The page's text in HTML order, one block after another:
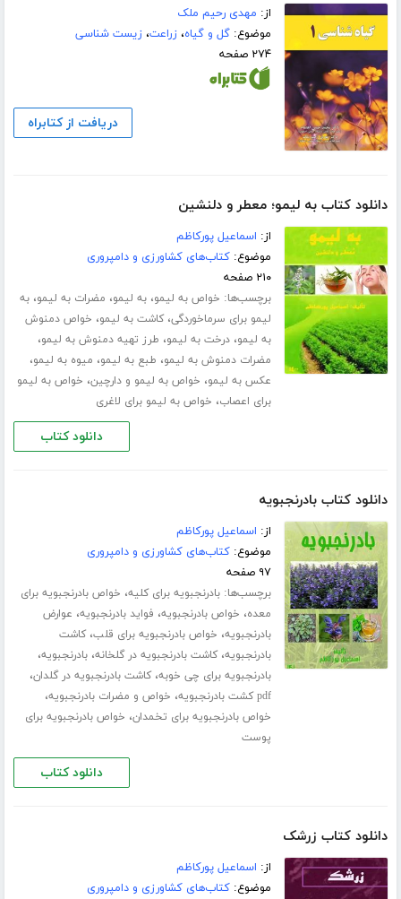
از: مهدی رحیم ملک
موضوع:گل و گیاه،زراعت،زیست شناسی
۲۷۴ صفحه
دریافت از کتابراه
دانلود کتاب به لیمو؛ معطر و دلنشین
از: اسماعیل پورکاظم
موضوع:کتاب‌های کشاورزی و دامپروری
۲۱۰ صفحه
برچسب‌ها: خواص به لیمو،به لیمو، مضرات به لیمو،به
لیمو برای سرماخوردگی،کاشت به لیمو، خواص دمنوش
به لیمو،درخت به لیمو، طرز تهیه دمنوش به لیمو،
مضرات دمنوش به لیمو، طبع به لیمو، میوه به لیمو،
عکس به لیمو، خواص به لیمو و دارچین، خواص به لیمو
برای اعصاب، خواص به لیمو برای لاغری
دانلود کتاب
دانلود کتاب بادرنجبویه
از: اسماعیل پورکاظم
موضوع:کتاب‌های کشاورزی و دامپروری
۹۷ صفحه
برچسب‌ها:بادرنجبویه برای کلیه، خواص بادرنجبویه برای
معده، خواص بادرنجبویه، فواید بادرنجبویه، عوارض
بادرنجبویه، خواص بادرنجبویه برای قلب،کاشت
بادرنجبویه،کاشت بادرنجبویه در گلخانه،بادرنجبویه،
بادرنجبویه برای چی خوبه،کاشت بادرنجبویه در گلدان،
pdf کشت بادرنجبویه ، خواص و مضرات بادرنجبویه،
خواص بادرنجبویه برای تخمدان، خواص بادرنجبویه برای
پوست
دانلود کتاب
دانلود کتاب زرشک
از: اسماعیل پورکاظم
موضوع:کتاب‌های کشاورزی و دامپروری